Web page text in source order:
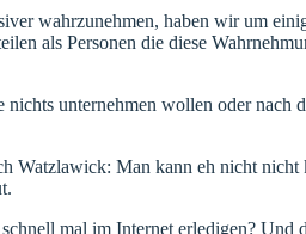
wahrzunehmen, haben wir um
als Personen die diese
unternehmen wollen oder nach
Watzlawick: Man kann eh nicht nicht
mal im Internet erledigen? Und